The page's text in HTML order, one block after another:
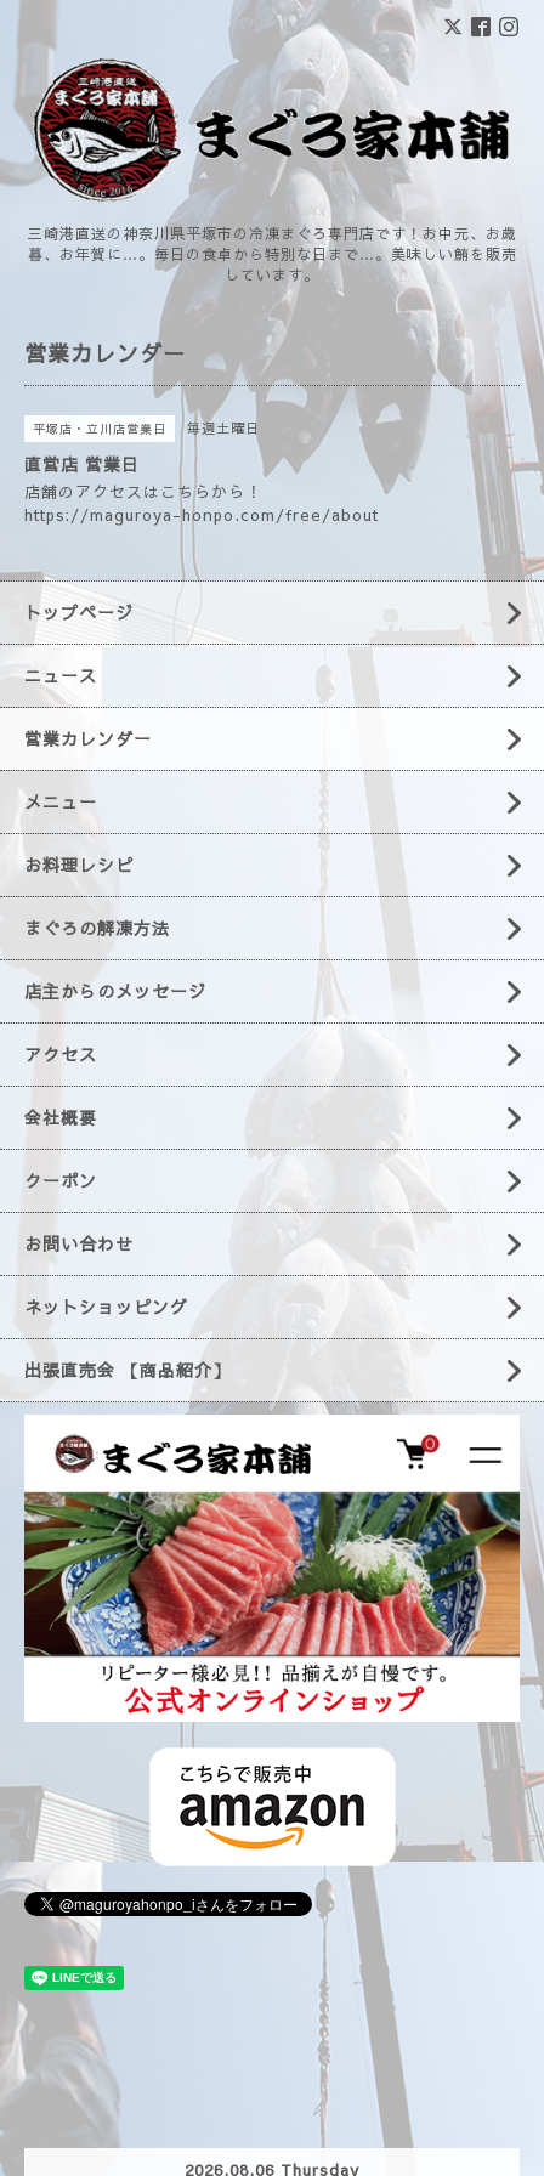
三崎港直送の神奈川県平塚市の冷凍まぐろ専門店です！お中元、お歳
暮、お年賀に…。毎日の食卓から特別な日まで…。美味しい鮪を販売
しています。
営業カレンダー
平塚店・立川店営業日 毎週土曜日
直営店 営業日
店舗のアクセスはこちらから！
https://maguroya-honpo.com/free/about
トップページ
ニュース
営業カレンダー
メニュー
お料理レシピ
まぐろの解凍方法
店主からのメッセージ
アクセス
会社概要
クーポン
お問い合わせ
ネットショッピング
出張直売会 【商品紹介】
2026.08.06 Thursday